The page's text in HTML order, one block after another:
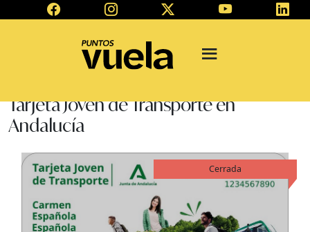
Tarjeta Joven de Transporte en
Andalucía
Cerrada